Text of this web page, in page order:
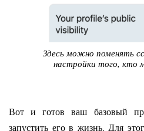
Здесь можно поменять
настройки того, кто
Вот и готов ваш базовый
запустить его в жизнь. Для